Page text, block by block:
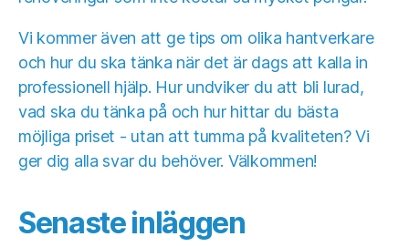
Vi kommer även att ge tips om olika hantverkare
och hur du ska tänka när det är dags att kalla in
professionell hjälp. Hur undviker du att bli lurad,
vad ska du tänka på och hur hittar du bästa
möjliga priset - utan att tumma på kvaliteten? Vi
ger dig alla svar du behöver. Välkommen!
Senaste inläggen